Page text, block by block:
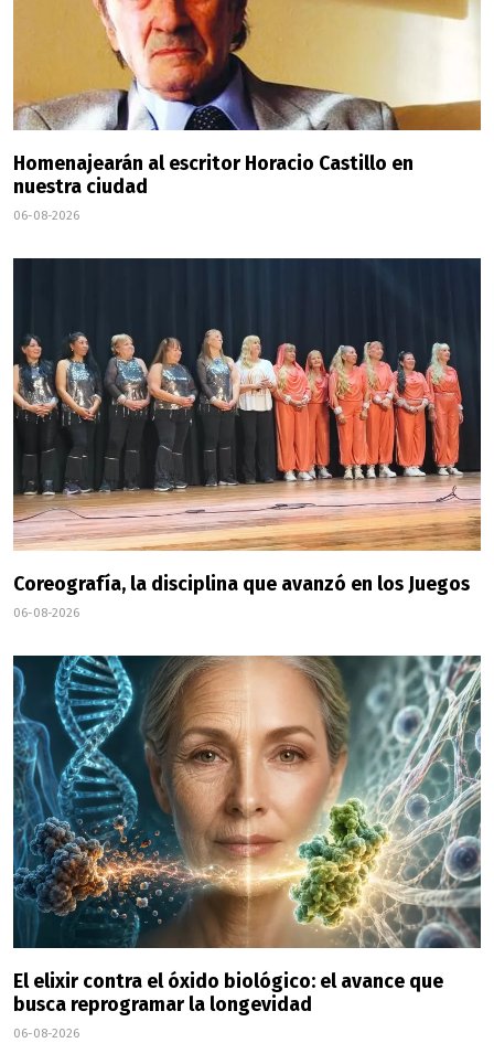
Homenajearán al escritor Horacio Castillo en
nuestra ciudad
06-08-2026
Coreografía, la disciplina que avanzó en los Juegos
06-08-2026
El elixir contra el óxido biológico: el avance que
busca reprogramar la longevidad
06-08-2026